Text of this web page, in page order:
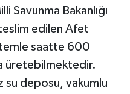
Savunma Bakanlığı
teslim edilen Afet
saatte 600
üretebilmektedir.
su deposu, vakumlu